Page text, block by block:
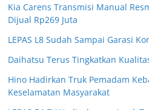
Kia Carens Transmisi Manual
Dijual Rp269 Juta
LEPAS L8 Sudah Sampai Garasi
Daihatsu Terus Tingkatkan
Hino Hadirkan Truk Pemadam
Keselamatan Masyarakat